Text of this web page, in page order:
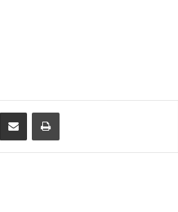
Share via Email Print